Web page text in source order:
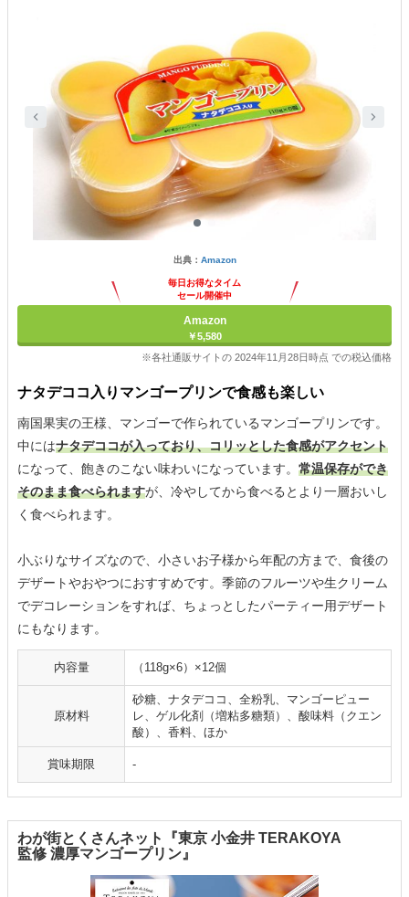
出典： Amazon
毎日お得なタイム
セール開催中
Amazon
￥5,580
※各社通販サイトの 2024年11月28日時点 での税込価格
ナタデココ入りマンゴープリンで食感も楽しい
南国果実の王様、マンゴーで作られているマンゴープリンです。
中にはナタデココが入っており、コリッとした食感がアクセント
になって、飽きのこない味わいになっています。 常温保存ができ
そのまま食べられますが、冷やしてから食べるとより一層おいし
く食べられます。
小ぶりなサイズなので、小さいお子様から年配の方まで、食後の
デザートやおやつにおすすめです。季節のフルーツや生クリーム
でデコレーションをすれば、ちょっとしたパーティー用デザート
にもなります。
内容量 （118g×6）×12個
原材料
砂糖、ナタデココ、全粉乳、マンゴーピュー
レ、ゲル化剤（増粘多糖類）、酸味料（クエン
酸）、香料、ほか
賞味期限 -
わが街とくさんネット『東京 小金井 TERAKOYA
監修 濃厚マンゴープリン』